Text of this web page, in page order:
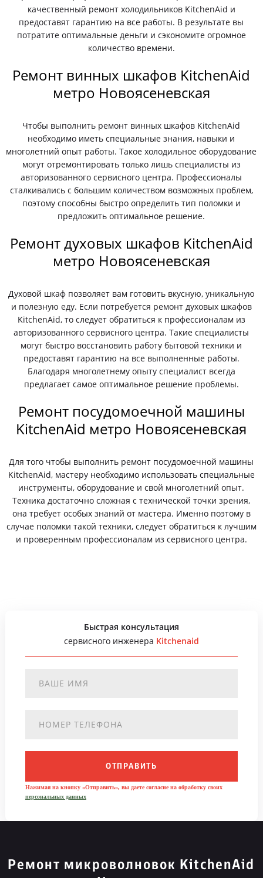
качественный ремонт холодильников KitchenAid и
предоставят гарантию на все работы. В результате вы
потратите оптимальные деньги и сэкономите огромное
количество времени.
Ремонт винных шкафов KitchenAid
метро Новоясеневская
Чтобы выполнить ремонт винных шкафов KitchenAid
необходимо иметь специальные знания, навыки и
многолетний опыт работы. Такое холодильное оборудование
могут отремонтировать только лишь специалисты из
авторизованного сервисного центра. Профессионалы
сталкивались с большим количеством возможных проблем,
поэтому способны быстро определить тип поломки и
предложить оптимальное решение.
Ремонт духовых шкафов KitchenAid
метро Новоясеневская
Духовой шкаф позволяет вам готовить вкусную, уникальную
и полезную еду. Если потребуется ремонт духовых шкафов
KitchenAid, то следует обратиться к профессионалам из
авторизованного сервисного центра. Такие специалисты
могут быстро восстановить работу бытовой техники и
предоставят гарантию на все выполненные работы.
Благодаря многолетнему опыту специалист всегда
предлагает самое оптимальное решение проблемы.
Ремонт посудомоечной машины
KitchenAid метро Новоясеневская
Для того чтобы выполнить ремонт посудомоечной машины
KitchenAid, мастеру необходимо использовать специальные
инструменты, оборудование и свой многолетний опыт.
Техника достаточно сложная с технической точки зрения,
она требует особых знаний от мастера. Именно поэтому в
случае поломки такой техники, следует обратиться к лучшим
и проверенным профессионалам из сервисного центра.
Быстрая консультация
сервисного инженера Kitchenaid
ОТПРАВИТЬ
Нажимая на кнопку «Отправить», вы даете согласие на обработку своих
персональных данных
Ремонт микроволновок KitchenAid